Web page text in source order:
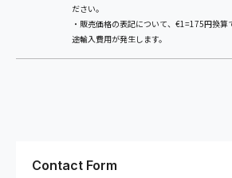
ださい。
・販売価格の表記について、€1=175円換算
途輸入費用が発生します。
Contact Form